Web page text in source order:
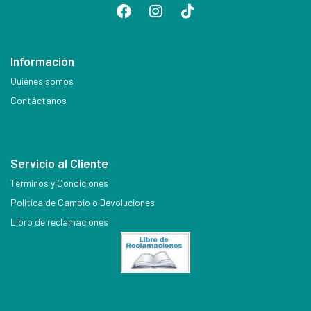
Información
Quiénes somos
Contáctanos
Servicio al Cliente
Terminos y Condiciones
Política de Cambio o Devoluciones
Libro de reclamaciones